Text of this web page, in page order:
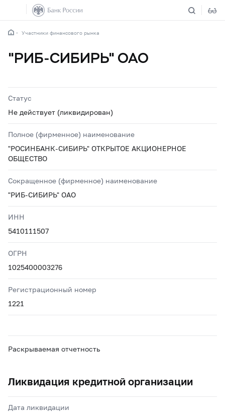
Участники финансового рынка
"РИБ-СИБИРЬ" ОАО
Статус
Не действует (ликвидирован)
Полное (фирменное) наименование
"РОСИНБАНК-СИБИРЬ" ОТКРЫТОЕ АКЦИОНЕРНОЕ
ОБЩЕСТВО
Сокращенное (фирменное) наименование
"РИБ-СИБИРЬ" ОАО
ИНН
5410111507
ОГРН
1025400003276
Регистрационный номер
1221
Раскрываемая отчетность
Ликвидация кредитной организации
Дата ликвидации